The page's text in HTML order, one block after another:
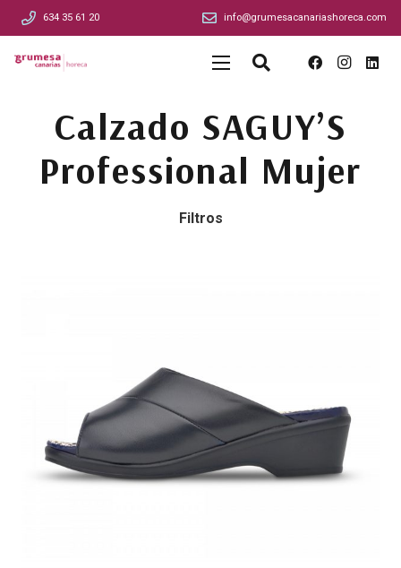
634 35 61 20 info@grumesacanariashoreca.com
Calzado SAGUY’S
Professional Mujer
Filtros